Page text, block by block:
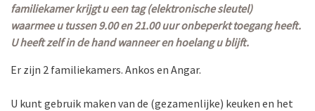
familiekamer krijgt u een tag (elektronische sleutel)
waarmee u tussen 9.00 en 21.00 uur onbeperkt toegang heeft.
U heeft zelf in de hand wanneer en hoelang u blijft.
Er zijn 2 familiekamers. Ankos en Angar.
U kunt gebruik maken van de (gezamenlijke) keuken en het